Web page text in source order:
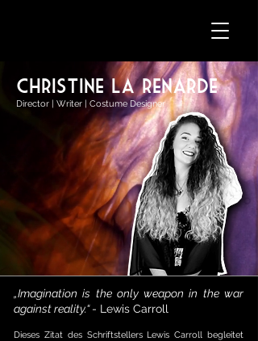
Christine la renarde
Director | Writer | Costume Designer
„Imagination is the only weapon in the war
against reality.“- Lewis Carroll
Dieses Zitat des Schriftstellers Lewis Carroll begleitet